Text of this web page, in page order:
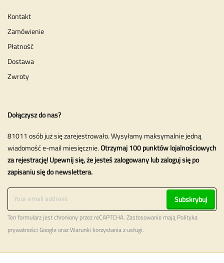
Kontakt
Zamówienie
Płatność
Dostawa
Zwroty
Dołączysz do nas?
81011 osób już się zarejestrowało. Wysyłamy maksymalnie jedną
wiadomość e-mail miesięcznie.Otrzymaj 100 punktów lojalnościowych
za rejestrację! Upewnij się, że jesteś zalogowany lub zaloguj się po
zapisaniu się do newslettera.
Subskrybuj
Ten formularz jest chroniony przez reCAPTCHA. Zastosowanie mają Polityka
prywatności Google orazWarunki korzystania z usługi.